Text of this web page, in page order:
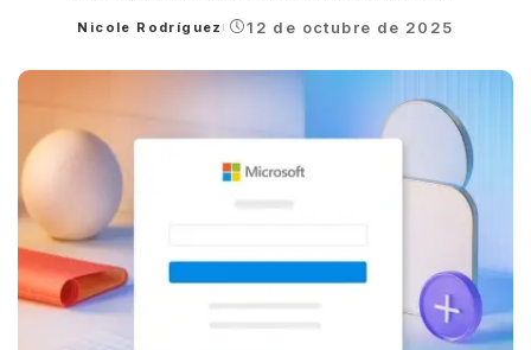
Posted
Nicole Rodríguez 12 de octubre de 2025